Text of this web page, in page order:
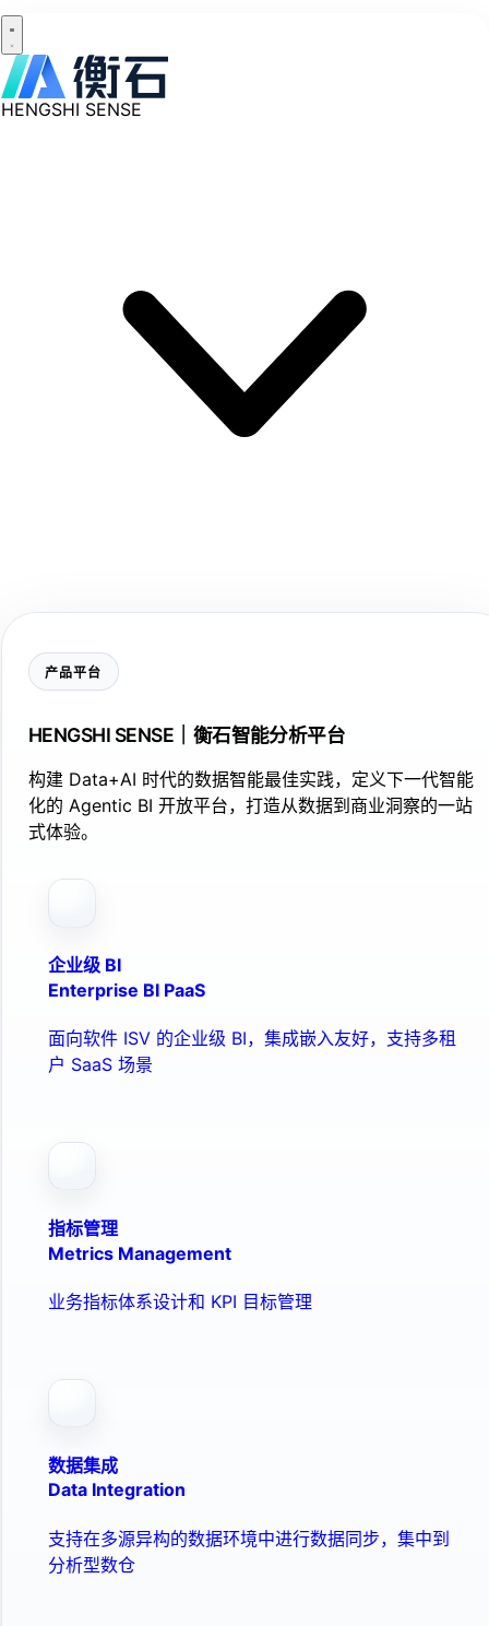
HENGSHI SENSE
产品平台
HENGSHI SENSE｜衡石智能分析平台
构建 Data+AI 时代的数据智能最佳实践，定义下一代智能
化的 Agentic BI 开放平台，打造从数据到商业洞察的一站
式体验。
企业级 BI
Enterprise BI PaaS
面向软件 ISV 的企业级 BI，集成嵌入友好，支持多租
户 SaaS 场景
指标管理
Metrics Management
业务指标体系设计和 KPI 目标管理
数据集成
Data Integration
支持在多源异构的数据环境中进行数据同步，集中到
分析型数仓